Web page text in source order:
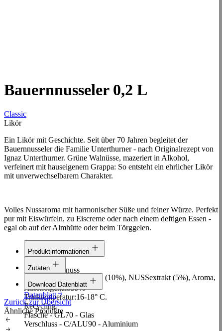
Bauernnusseler 0,2 L
Classic
Likör
Ein Likör mit Geschichte. Seit über 70 Jahren begleitet der
Bauernnusseler die Familie Unterthurner - nach Originalrezept von
Ignaz Unterthurner. Grüne Walnüsse, mazeriert in Alkohol,
verfeinert mit hauseigenem Grappa: So entsteht ein ehrlicher Likör
mit unverwechselbarem Charakter.
Volles Nussaroma mit harmonischer Süße und feiner Würze. Perfekt
pur mit Eiswürfeln, zu Eiscreme oder nach einem deftigen Essen -
egal ob auf der Almhütte oder beim Törggelen.
Produktinformationen
Linie:
Classic
Rohstoff:
Walnuss
Alkoholgehalt:39%
Trinktemperatur:16-18° C.
Recycling:
Flasche - GL70 - Glas
Verschluss - C/ALU90 - Aluminium
Zutaten
Alkohol, Zucker, Grappa (10%), NUSSextrakt (5%), Aroma,
Karamell.
Download Datenblatt
Datenblatt
Zurück zur Übersicht
Ähnliche Produkte